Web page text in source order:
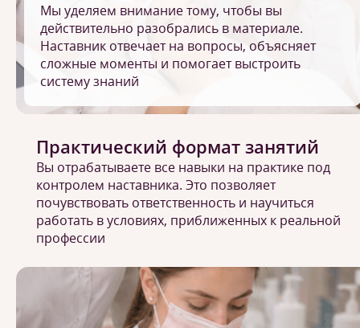
Мы уделяем внимание тому, чтобы вы
действительно разобрались в материале.
Наставник отвечает на вопросы, объясняет
сложные моменты и помогает выстроить
систему знаний
Практический формат занятий
Вы отрабатываете все навыки на практике под
контролем наставника. Это позволяет
почувствовать ответственность и научиться
работать в условиях, приближенных к реальной
профессии